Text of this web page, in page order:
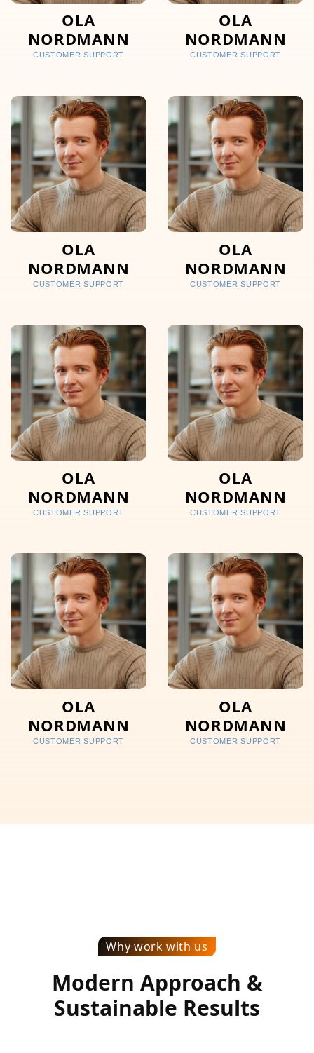
OLA
NORDMANN
CUSTOMER SUPPORT
OLA
NORDMANN
CUSTOMER SUPPORT
OLA
NORDMANN
CUSTOMER SUPPORT
OLA
NORDMANN
CUSTOMER SUPPORT
OLA
NORDMANN
CUSTOMER SUPPORT
OLA
NORDMANN
CUSTOMER SUPPORT
OLA
NORDMANN
CUSTOMER SUPPORT
OLA
NORDMANN
CUSTOMER SUPPORT
Why work with us
Modern Approach &
Sustainable Results